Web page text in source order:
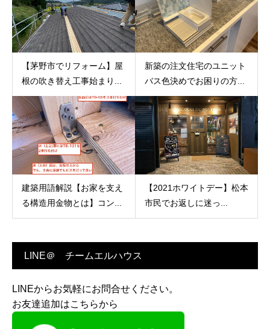
【茅野市でリフォーム】屋
根の吹き替え工事始まり...
新築の注文住宅のユニット
バス色決めでお困りの方...
建築用語解説【お家を支え
る構造用金物とは】コン...
【2021ホワイトデー】松本
市民でお返しに迷っ...
LINE＠ チームエルハウス
LINEからお気軽にお問合せください。
お友達追加はこちらから